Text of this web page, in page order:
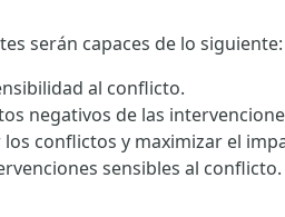
serán capaces de lo siguiente:
al conflicto.
negativos de las
conflictos y maximizar el
sensibles al conflicto.